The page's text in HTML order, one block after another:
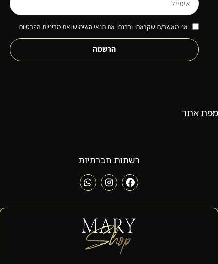
אני מאשר/ת שקראתי והבנתי את תנאי השימוש ואת מדיניות הפרטיות
הרשמה
מפת אתר
רשתות חברתיות